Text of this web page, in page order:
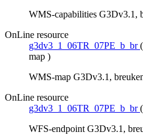
WMS-capabilities G3Dv3.1,
OnLine resource
g3dv3_1_06TR_07PE_b_br (
map )
WMS-map G3Dv3.1,
OnLine resource
g3dv3_1_06TR_07PE_b_br (
WFS-endpoint G3Dv3.1,